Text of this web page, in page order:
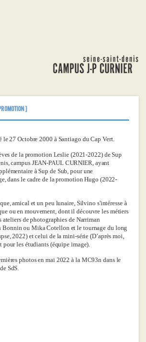
]
27 Octobre 2000 à Santiago du Cap Vert.
de la promotion Leslie (2021-2022) de Sup
campus JEAN-PAUL CURNIER, ayant
à Sup de Sub, pour une
dans le cadre de la promotion Hugo (2022-
amical et un peu lunaire, Silvino s'intéresse à
ou en mouvement, dont il découvre les métiers
ateliers de photographies de Narriman
Bonnin ou Mika Cotellon et le tournage du long
2022) et celui de la mini-série (D’après moi,
pour les étudiants (équipe image).
photos en mai 2022 à la MC93n dans le
SdS.